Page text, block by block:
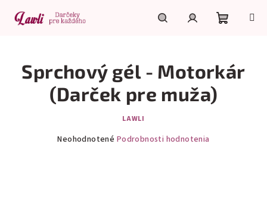
obsah
košík
Sprchový gél - Motorkár
(Darček pre muža)
LAWLI
Neohodnotené Podrobnosti hodnotenia